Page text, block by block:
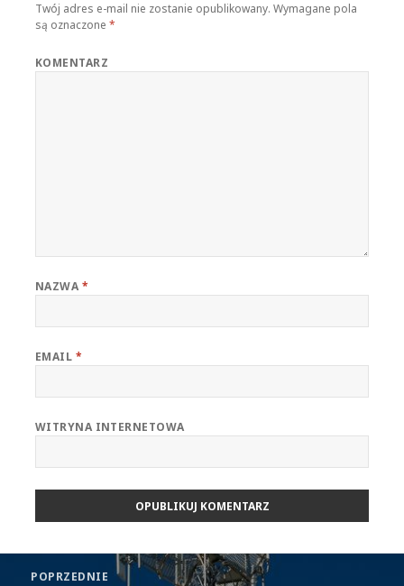
Twój adres e-mail nie zostanie opublikowany. Wymagane pola
są oznaczone *
KOMENTARZ
NAZWA *
EMAIL *
WITRYNA INTERNETOWA
POPRZEDNIE